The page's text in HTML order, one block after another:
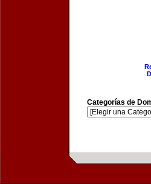
Categorías de